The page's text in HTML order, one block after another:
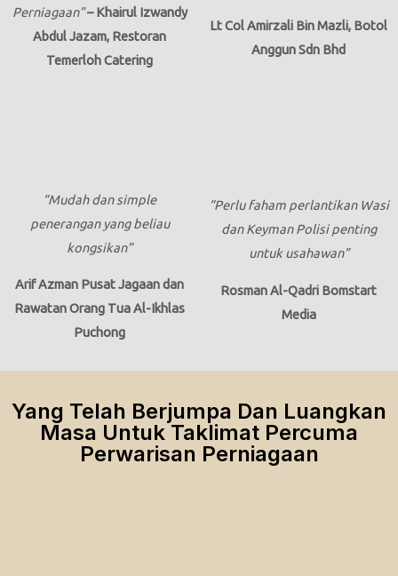
Perniagaan” – Khairul Izwandy
Abdul Jazam, Restoran
Temerloh Catering
Lt Col Amirzali Bin Mazli, Botol
Anggun Sdn Bhd
“Mudah dan simple
penerangan yang beliau
kongsikan”
Arif Azman Pusat Jagaan dan
Rawatan Orang Tua Al-Ikhlas
Puchong
“Perlu faham perlantikan Wasi
dan Keyman Polisi penting
untuk usahawan”
Rosman Al-Qadri Bomstart
Media
Yang Telah Berjumpa Dan Luangkan
Masa Untuk Taklimat Percuma
Perwarisan Perniagaan